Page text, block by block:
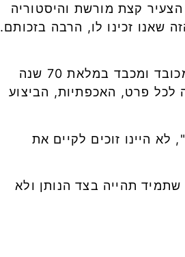
את הדור הצעיר קצת מורשת והיסטוריה
זכינו לו, הרבה בזכותם.
נכונותך, נדיבות ליבך והתגייסותך, הם שסייעו לנו להגשים את החלום ולקיים אירוע מכובד ומכבד במלאת 70 שנה
לכל פרט, האכפתיות, הביצוע
היינו זוכים לקיים את
תהייה בצד הנותן ולא